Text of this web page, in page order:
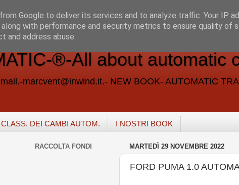
®-All about automatic
marcvent@inwind.it.- NEW BOOK- AUTOMATIC
CLASS. DEI CAMBI AUTOM. I NOSTRI BOOK
MARTEDÌ 29 NOVEMBRE 2022
FORD PUMA 1.0
RACCOLTA FONDI
Google to deliver its services and to analyze traffic. Your IP
with performance and security metrics to ensure quality of
and address abuse.